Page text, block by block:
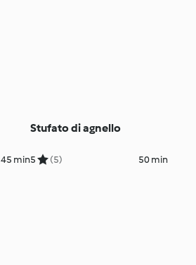
45 min
Stufato di agnello
5 (5) 50 min